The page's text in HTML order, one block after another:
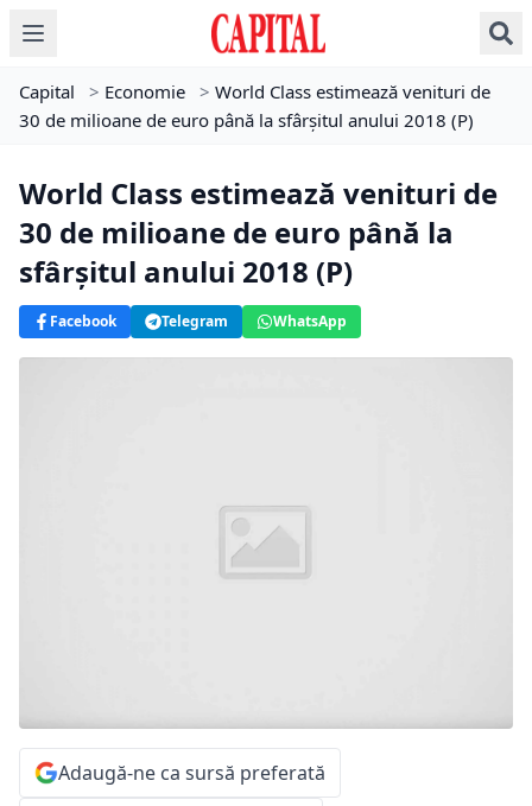
Capital > Economie > World Class estimează venituri de
30 de milioane de euro până la sfârșitul anului 2018 (P)
World Class estimează venituri de
30 de milioane de euro până la
sfârșitul anului 2018 (P)
Facebook Telegram WhatsApp
Adaugă-ne ca sursă preferată